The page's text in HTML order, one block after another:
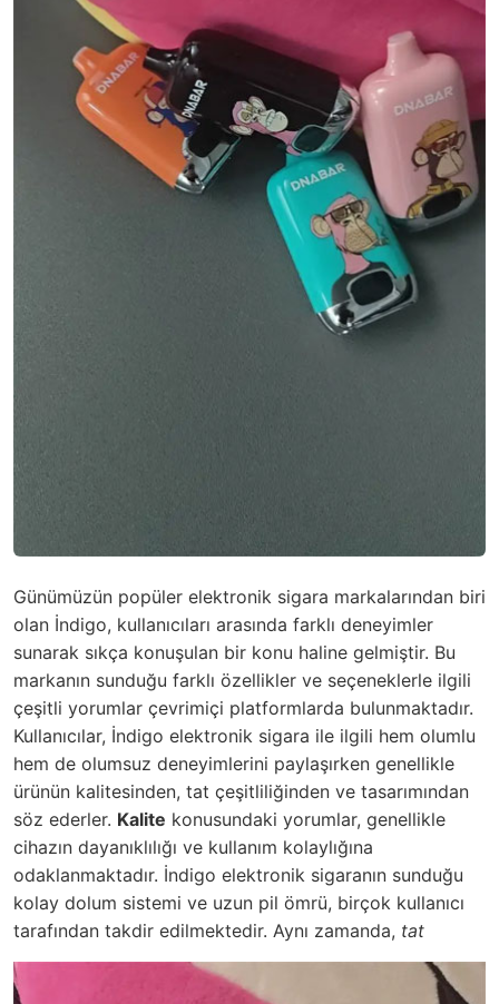
Günümüzün popüler elektronik sigara markalarından biri
olan İndigo, kullanıcıları arasında farklı deneyimler
sunarak sıkça konuşulan bir konu haline gelmiştir. Bu
markanın sunduğu farklı özellikler ve seçeneklerle ilgili
çeşitli yorumlar çevrimiçi platformlarda bulunmaktadır.
Kullanıcılar, İndigo elektronik sigara ile ilgili hem olumlu
hem de olumsuz deneyimlerini paylaşırken genellikle
ürünün kalitesinden, tat çeşitliliğinden ve tasarımından
söz ederler. Kalite konusundaki yorumlar, genellikle
cihazın dayanıklılığı ve kullanım kolaylığına
odaklanmaktadır. İndigo elektronik sigaranın sunduğu
kolay dolum sistemi ve uzun pil ömrü, birçok kullanıcı
tarafından takdir edilmektedir. Aynı zamanda, tat